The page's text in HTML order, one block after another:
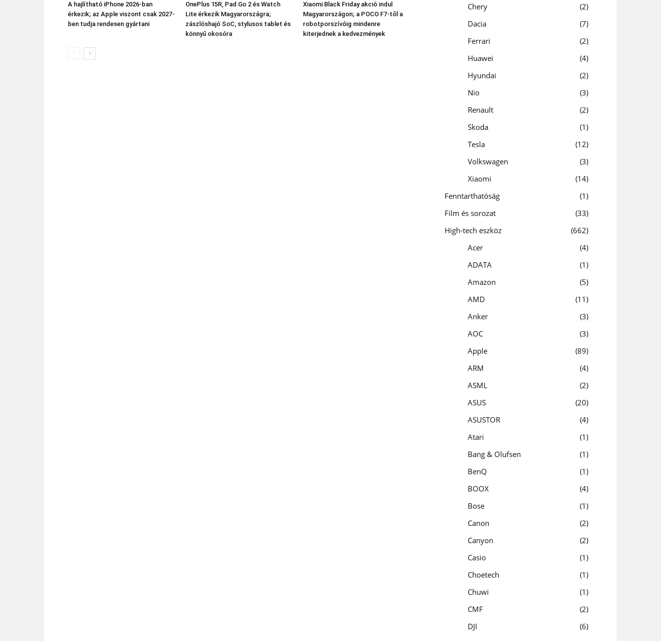
A hajlítható iPhone 2026-ban
érkezik; az Apple viszont csak 2027-
ben tudja rendesen gyártani
OnePlus 15R, Pad Go 2 és Watch
Lite érkezik Magyarországra;
zászlóshajó SoC, stylusos tablet és
könnyű okosóra
Xiaomi Black Friday akció indul
Magyarországon; a POCO F7-től a
robotporszívóig mindenre
kiterjednek a kedvezmények
Chery
2
Dacia
7
Ferrari
2
Huawei
4
Hyundai
2
Nio
3
Renault
2
Skoda
1
Tesla
12
Volkswagen
3
Xiaomi
14
Fenntarthatóság
1
Film és sorozat
33
High-tech eszköz
662
Acer
4
ADATA
1
Amazon
5
AMD
11
Anker
3
AOC
3
Apple
89
ARM
4
ASML
2
ASUS
20
ASUSTOR
4
Atari
1
Bang & Olufsen
1
BenQ
1
BOOX
4
Bose
1
Canon
2
Canyon
2
Casio
1
Choetech
1
Chuwi
1
CMF
2
DJI
6